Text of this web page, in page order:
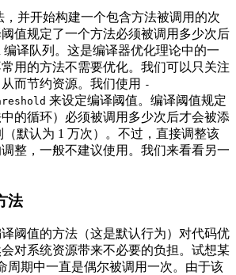
并开始构建一个包含方法被调用的次
值规定了一个方法必须被调用多少次后
编译队列。这是编译器优化理论中的一
用的方法不需要优化。我们可以只关注
而节约资源。我们使用 -
来设定编译阈值。编译阈值规定
的循环）必须被调用多少次后才会被添
（默认为 1 万次）。不过，直接调整该
整，一般不建议使用。我们来看看另一
法
阈值的方法（这是默认行为）对代码优
对系统资源带来不必要的负担。试想某
周期中一直是偶尔被调用一次。由于该